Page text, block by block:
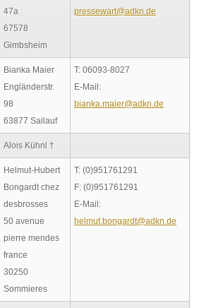
47a
67578
Gimbsheim
pressewart@adkn.de
Bianka Maier
Engländerstr.
98
63877 Sailauf
T: 06093-8027
E-Mail:
bianka.maier@adkn.de
Alois Kühnl †
Helmut-Hubert
Bongardt chez
desbrosses
50 avenue
pierre mendes
france
30250
Sommieres
T: (0)951761291
F: (0)951761291
E-Mail:
helmut.bongardt@adkn.de